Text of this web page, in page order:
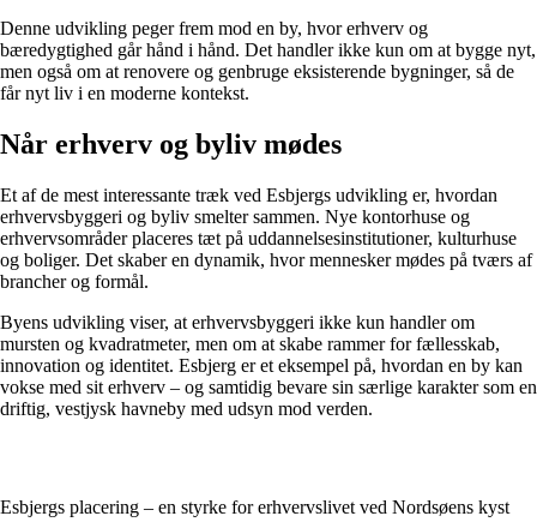
Denne udvikling peger frem mod en by, hvor erhverv og
bæredygtighed går hånd i hånd. Det handler ikke kun om at bygge nyt,
men også om at renovere og genbruge eksisterende bygninger, så de
får nyt liv i en moderne kontekst.
Når erhverv og byliv mødes
Et af de mest interessante træk ved Esbjergs udvikling er, hvordan
erhvervsbyggeri og byliv smelter sammen. Nye kontorhuse og
erhvervsområder placeres tæt på uddannelsesinstitutioner, kulturhuse
og boliger. Det skaber en dynamik, hvor mennesker mødes på tværs af
brancher og formål.
Byens udvikling viser, at erhvervsbyggeri ikke kun handler om
mursten og kvadratmeter, men om at skabe rammer for fællesskab,
innovation og identitet. Esbjerg er et eksempel på, hvordan en by kan
vokse med sit erhverv – og samtidig bevare sin særlige karakter som en
driftig, vestjysk havneby med udsyn mod verden.
Esbjergs placering – en styrke for erhvervslivet ved Nordsøens kyst